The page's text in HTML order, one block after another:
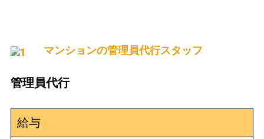
マンションの管理員代行スタッフ
管理員代行
給与